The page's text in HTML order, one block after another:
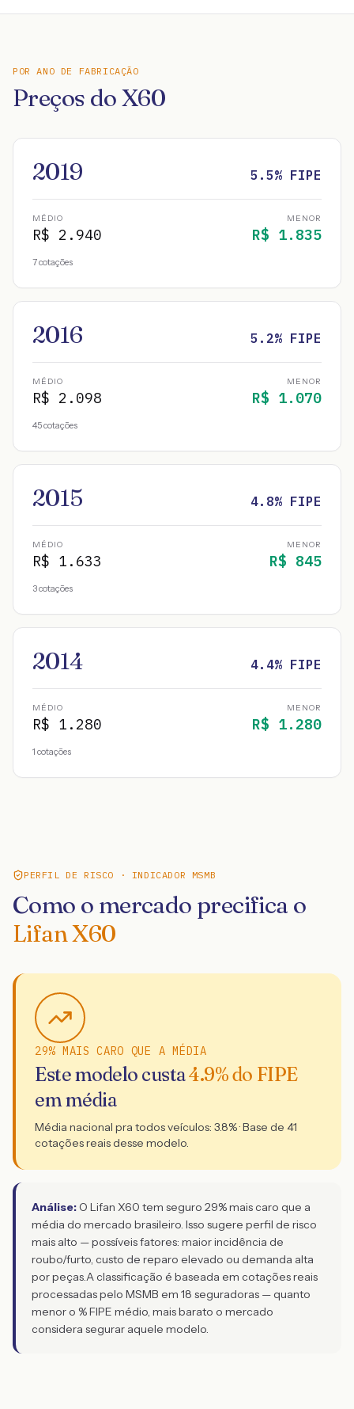
POR ANO DE FABRICAÇÃO
Preços doX60
2019 5.5% FIPE
MÉDIO
R$ 2.940
MENOR
R$ 1.835
7cotações
2016 5.2% FIPE
MÉDIO
R$ 2.098
MENOR
R$ 1.070
45cotações
2015 4.8% FIPE
MÉDIO
R$ 1.633
MENOR
R$ 845
3cotações
2014 4.4% FIPE
MÉDIO
R$ 1.280
MENOR
R$ 1.280
1 cotações
PERFIL DE RISCO · INDICADOR MSMB
Como o mercado precifica o
Lifan X60
29% MAIS CARO QUE A MÉDIA
Este modelo custa4.9% do FIPE
em média
Média nacional pra todos veículos: 3.8% · Base de 41
cotações reais desse modelo.
Análise: O Lifan X60 tem seguro 29% mais caro que a
média do mercado brasileiro. Isso sugere perfil de risco
mais alto — possíveis fatores: maior incidência de
roubo/furto, custo de reparo elevado ou demanda alta
por peças.A classificação é baseada em cotações reais
processadas pelo MSMB em 18 seguradoras — quanto
menor o % FIPE médio, mais barato o mercado
considera segurar aquele modelo.